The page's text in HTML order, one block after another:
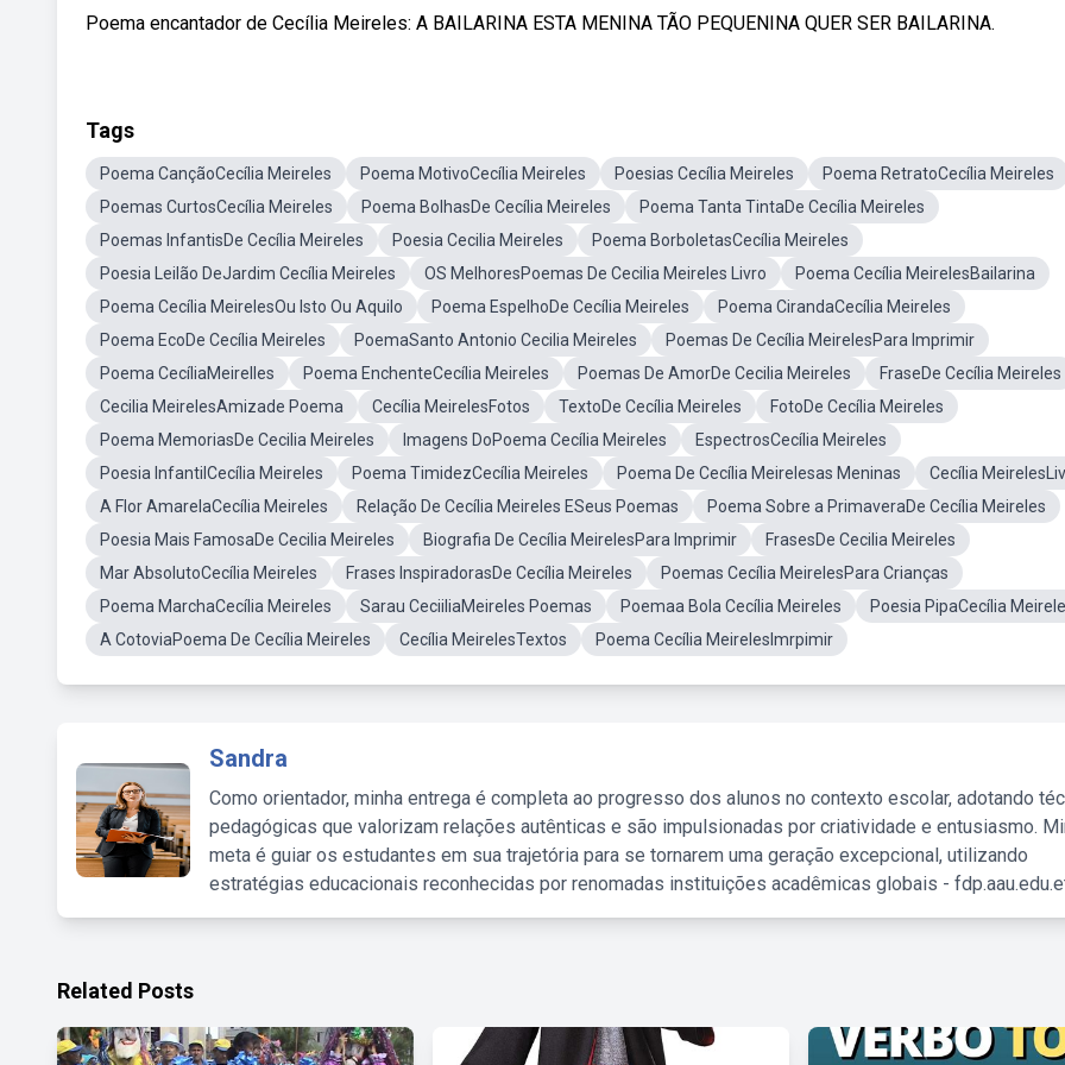
Poema encantador de Cecília Meireles: A BAILARINA ESTA MENINA TÃO PEQUENINA QUER SER BAILARINA.
Tags
Poema CançãoCecília Meireles Poema MotivoCecília Meireles Poesias Cecília Meireles
Poema RetratoCecília Meireles
Poemas CurtosCecília Meireles
Poema BolhasDe Cecília Meireles
Poema Tanta TintaDe Cecília Meireles
Poemas InfantisDe Cecília Meireles
Poesia Cecilia Meireles
Poema BorboletasCecília Meireles
Poesia Leilão DeJardim Cecília Meireles
OS MelhoresPoemas De Cecilia Meireles Livro
Poema Cecília MeirelesBailarina
Poema Cecília MeirelesOu Isto Ou Aquilo
Poema EspelhoDe Cecília Meireles
Poema CirandaCecília Meireles
Poema EcoDe Cecília Meireles
PoemaSanto Antonio Cecilia Meireles
Poemas De Cecília MeirelesPara Imprimir
Poema CecíliaMeirelles
Poema EnchenteCecília Meireles Poemas De AmorDe Cecilia Meireles
FraseDe Cecília Meireles
Cecilia MeirelesAmizade Poema
Cecília MeirelesFotos TextoDe Cecília Meireles
FotoDe Cecília Meireles
Poema MemoriasDe Cecilia Meireles
Imagens DoPoema Cecília Meireles
EspectrosCecília Meireles
Poesia InfantilCecília Meireles
Poema TimidezCecília Meireles Poema De Cecília Meirelesas Meninas
Cecília
A Flor AmarelaCecília Meireles
Relação De Cecília Meireles ESeus Poemas
Poema Sobre a PrimaveraDe Cecília Meireles
Poesia Mais FamosaDe Cecilia Meireles
Biografia De Cecília MeirelesPara Imprimir
FrasesDe Cecilia Meireles
Mar AbsolutoCecília Meireles
Frases InspiradorasDe Cecília Meireles
Poemas Cecília MeirelesPara Crianças
Poema MarchaCecília Meireles
Sarau CeciiliaMeireles Poemas Poemaa Bola Cecília Meireles
Poesia PipaCecília
A CotoviaPoema De Cecília Meireles
Cecília MeirelesTextos Poema Cecília MeirelesImrpimir
Sandra
Como orientador, minha entrega é completa ao progresso dos alunos no contexto escolar, adotando
pedagógicas que valorizam relações autênticas e são impulsionadas por criatividade e entusiasmo.
meta é guiar os estudantes em sua trajetória para se tornarem uma geração excepcional, utilizando
estratégias educacionais reconhecidas por renomadas instituições acadêmicas globais -
Related Posts